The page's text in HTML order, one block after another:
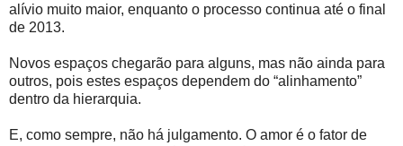
alívio muito maior, enquanto o processo continua até o final
de 2013.
Novos espaços chegarão para alguns, mas não ainda para
outros, pois estes espaços dependem do “alinhamento”
dentro da hierarquia.
E, como sempre, não há julgamento. O amor é o fator de